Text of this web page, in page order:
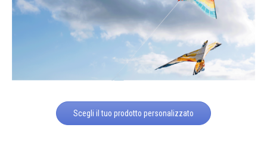
Scegli il tuo prodotto personalizzato